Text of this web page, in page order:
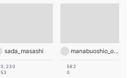
sada_masashi
3,230
53
manabuoshio_official
562
0